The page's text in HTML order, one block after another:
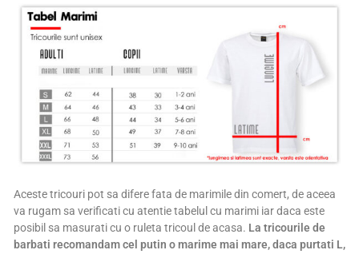
Aceste tricouri pot sa difere fata de marimile din comert, de aceea
va rugam sa verificati cu atentie tabelul cu marimi iar daca este
posibil sa masurati cu o ruleta tricoul de acasa. La tricourile de
barbati recomandam cel putin o marime mai mare, daca purtati L,